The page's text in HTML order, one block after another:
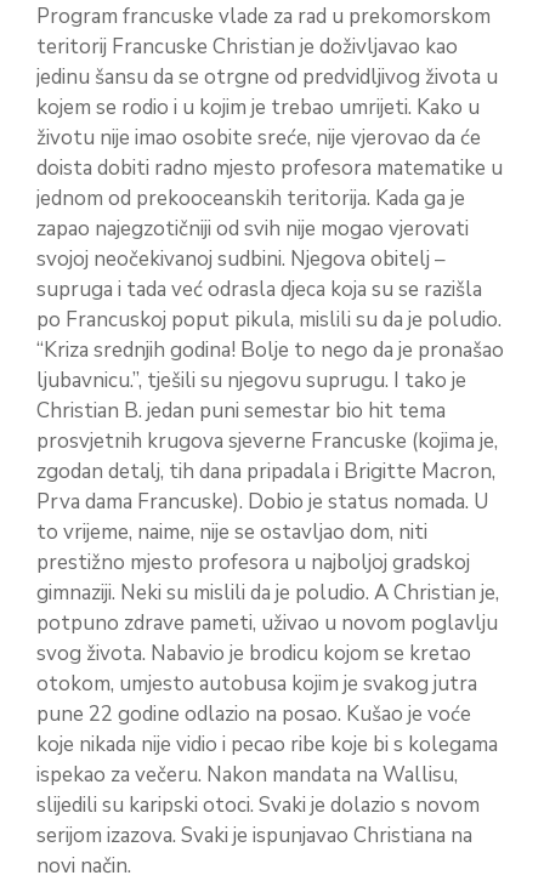
Program francuske vlade za rad u prekomorskom
teritorij Francuske Christian je doživljavao kao
jedinu šansu da se otrgne od predvidljivog života u
kojem se rodio i u kojim je trebao umrijeti. Kako u
životu nije imao osobite sreće, nije vjerovao da će
doista dobiti radno mjesto profesora matematike u
jednom od prekooceanskih teritorija. Kada ga je
zapao najegzotičniji od svih nije mogao vjerovati
svojoj neočekivanoj sudbini. Njegova obitelj –
supruga i tada već odrasla djeca koja su se razišla
po Francuskoj poput pikula, mislili su da je poludio.
“Kriza srednjih godina! Bolje to nego da je pronašao
ljubavnicu.”, tješili su njegovu suprugu. I tako je
Christian B. jedan puni semestar bio hit tema
prosvjetnih krugova sjeverne Francuske (kojima je,
zgodan detalj, tih dana pripadala i Brigitte Macron,
Prva dama Francuske). Dobio je status nomada. U
to vrijeme, naime, nije se ostavljao dom, niti
prestižno mjesto profesora u najboljoj gradskoj
gimnaziji. Neki su mislili da je poludio. A Christian je,
potpuno zdrave pameti, uživao u novom poglavlju
svog života. Nabavio je brodicu kojom se kretao
otokom, umjesto autobusa kojim je svakog jutra
pune 22 godine odlazio na posao. Kušao je voće
koje nikada nije vidio i pecao ribe koje bi s kolegama
ispekao za večeru. Nakon mandata na Wallisu,
slijedili su karipski otoci. Svaki je dolazio s novom
serijom izazova. Svaki je ispunjavao Christiana na
novi način.